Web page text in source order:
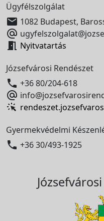
Ügyfélszolgálat
 1082 Budapest,

 Nyitvatartás
Józsefvárosi Rendészet
 +36 80/204-618

Gyermekvédelmi
 +36 30/493-1925